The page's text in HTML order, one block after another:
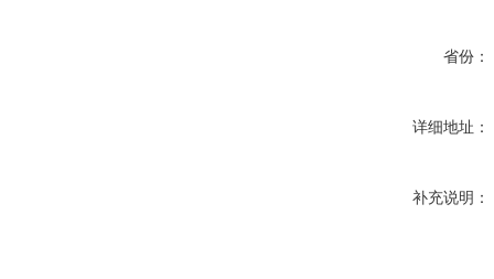
省份：
详细地址：
补充说明：